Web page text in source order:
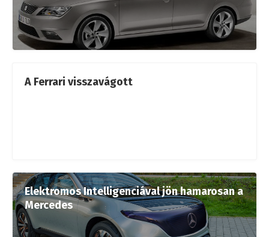
A Ferrari visszavágott
Elektromos Intelligenciával jön hamarosan a
Mercedes